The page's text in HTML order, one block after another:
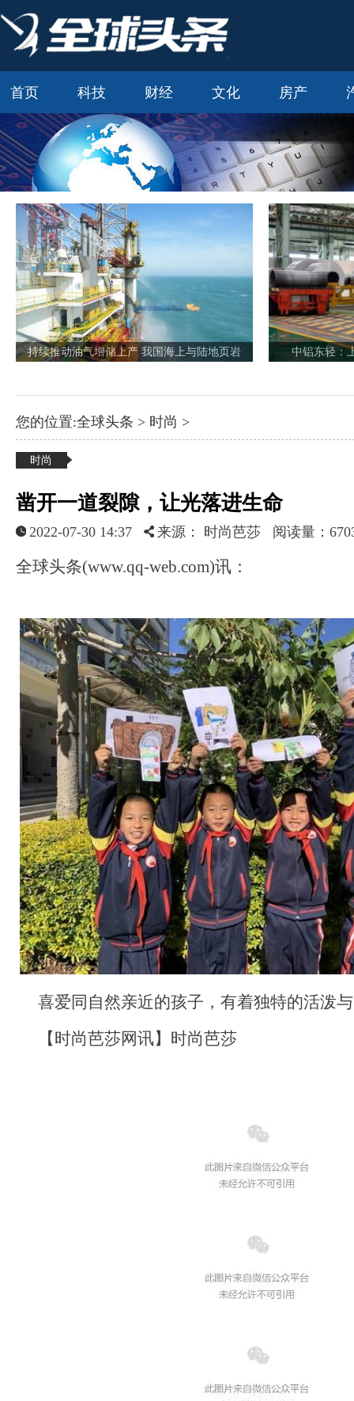
首页 科技 财经 文化 房产
持续推动油气增储上产 我国海上与陆地页岩 中铝东轻：
您的位置:全球头条 > 时尚 >
时尚
凿开一道裂隙，让光落进生命
2022-07-30 14:37 来源： 时尚芭莎 阅读量：
全球头条(www.qq-web.com)讯：
喜爱同自然亲近的孩子，有着独特的活泼
【时尚芭莎网讯】时尚芭莎